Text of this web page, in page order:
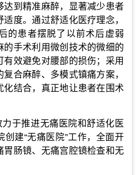
达到精准麻醉，显著减少患者
度。通过舒适化医疗理念，
的患者摆脱了以前术后虚弱
的手术利用微创技术的微细的
有效避免对腰部的损伤；采用
复合麻醉、多模式镇痛方案，
化结合，真正地让患者在围术
于推进无痛医院和舒适化医
创建“无痛医院”工作，全面开
胃肠镜、无痛宫腔镜检查和无